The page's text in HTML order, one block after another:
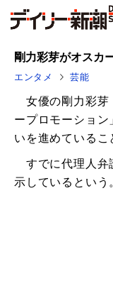
剛力彩芽がオスカ
エンタメ 芸能
女優の剛力彩芽
ープロモーショ
いを進めているこ
すでに代理人弁
示しているという